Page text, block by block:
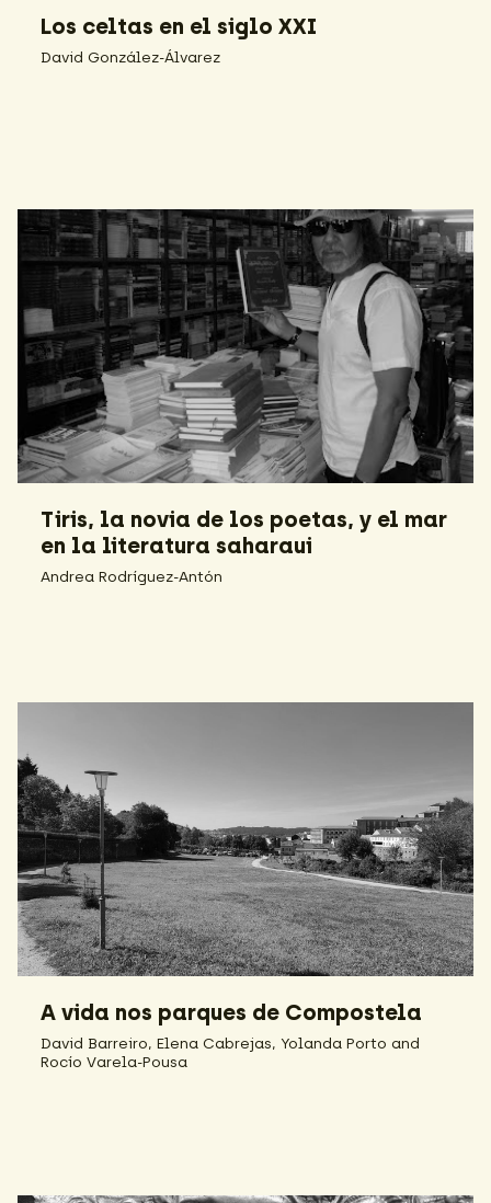
Los celtas en el siglo XXI
David González-Álvarez
Tiris, la novia de los poetas, y el mar
en la literatura saharaui
Andrea Rodríguez-Antón
A vida nos parques de Compostela
David Barreiro, Elena Cabrejas, Yolanda Porto and
Rocío Varela-Pousa